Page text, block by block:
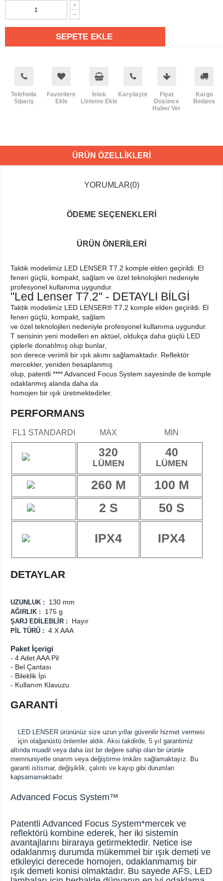
Telefonla
Sipariş
Favorilere
Ekle
İstek
Listeme Ekle
Karşılaştır
Fiyat
Düşünce
Haber Ver
Kargo
Bedava
ÜRÜN ÖZELLIKLERI
YORUMLAR(0)
ÖDEME SEÇENEKLERI
ÜRÜN ÖNERILERI
Taktik modelimiz LED LENSER T7.2 komple elden geçirildi. El
feneri güçlü, kompakt, sağlam ve özel teknolojileri nedeniyle
profesyonel kullanıma uygundur.
"Led Lenser T7.2" - DETAYLI BİLGİ
Taktik modelimiz LED LENSER® T7.2 komple elden geçirildi. El
feneri güçlü, kompakt, sağlam
ve özel teknolojileri nedeniyle profesyonel kullanıma uygundur.
T serisinin yeni modelleri en aktüel, oldukça daha güçlü LED
çiplerle donatılmış olup bunlar,
son derece verimli bir ışık akımı sağlamaktadır. Reflektör
mercekler, yeniden hesaplanmış
olup, patentli **** Advanced Focus System sayesinde de komple
odaklanmış alanda daha da
homojen bir ışık üretmektedirler.
PERFORMANS
FL1 STANDARDI MAX MIN
320
LÜMEN
40
LÜMEN
260 M
100 M
2 S
50 S
IPX4 IPX4
DETAYLAR
UZUNLUK : 130 mm
AĞIRLIK : 175 g
ŞARJ EDİLEBLİR : Hayır
PİL TÜRÜ : 4 X AAA
Paket İçerigi
- 4 Adet AAA Pil
- Bel Çantası
- Bileklik İpi
- Kullanım Klavuzu
GARANTİ
LED LENSER ürününüz size uzun yıllar güvenilir hizmet vermesi
için olağanüstü önlemler aldık. Aksi takdirde, 5 yıl garantimiz
altında muadil veya daha üst bir değere sahip olan bir ürünle
memnuniyetle onarım veya değiştirme imkânı sağlamaktayız. Bu
garanti istismar, değişiklik, çalıntı ve kayıp gibi durumları
kapsamamaktadır.
Advanced Focus System™
Patentli Advanced Focus System*mercek ve
reflektörü kombine ederek, her iki sistemin
avantajlarını biraraya getirmektedir. Netice ise
odaklanmış durumda mükemmel bir ışık demeti ve
etkileyici derecede homojen, odaklanmamış bir
ışık demeti konisi olmaktadır. Bu sayede AFS, LED